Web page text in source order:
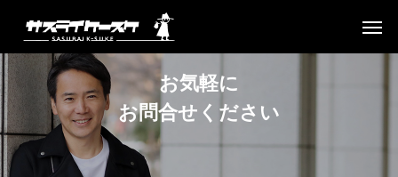
お気軽に
お問合せ く ださ い